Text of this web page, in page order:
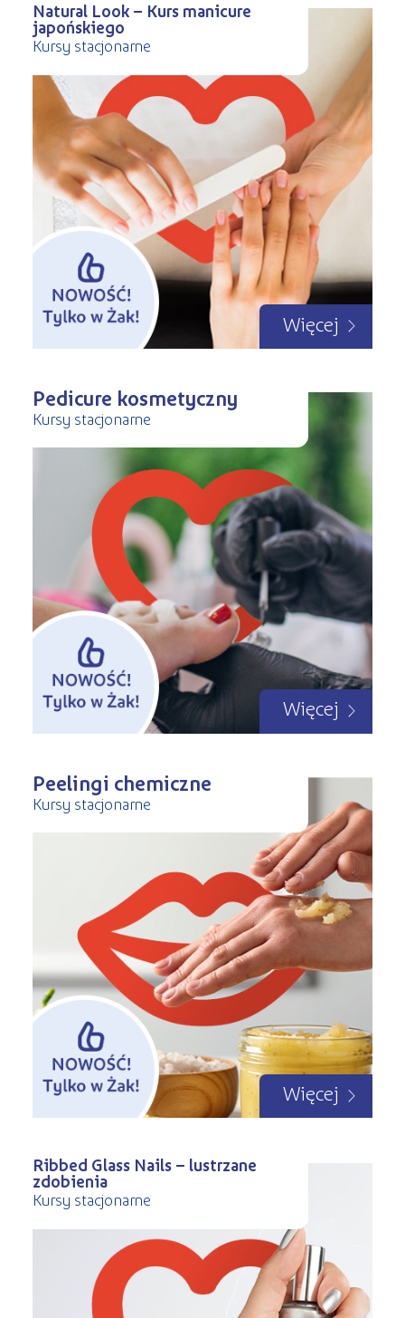
Natural Look – Kurs manicure
japońskiego
Kursy stacjonarne
Więcej
Pedicure kosmetyczny
Kursy stacjonarne
Więcej
Peelingi chemiczne
Kursy stacjonarne
Więcej
Ribbed Glass Nails – lustrzane
zdobienia
Kursy stacjonarne